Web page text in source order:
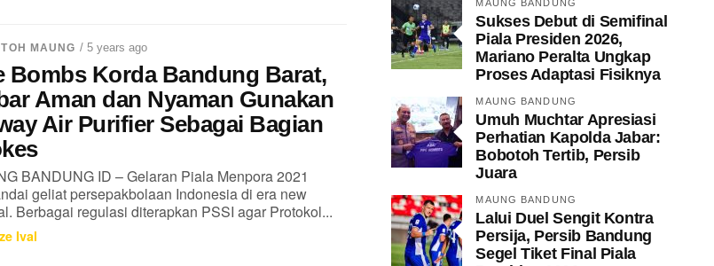
MAUNG / 5 years ago
Bombs Korda Bandung Barat,
Aman dan Nyaman Gunakan
Air Purifier Sebagai Bagian
BANDUNG ID – Gelaran Piala Menpora 2021
geliat persepakbolaan Indonesia di era new
Berbagai regulasi diterapkan PSSI agar Protokol...
Ival
MAUNG BANDUNG
Sukses Debut di Semifinal
Piala Presiden 2026,
Mariano Peralta Ungkap
Proses Adaptasi Fisiknya
MAUNG BANDUNG
Umuh Muchtar Apresiasi
Perhatian Kapolda Jabar:
Bobotoh Tertib, Persib
Juara
MAUNG BANDUNG
Lalui Duel Sengit Kontra
Persija, Persib Bandung
Segel Tiket Final Piala